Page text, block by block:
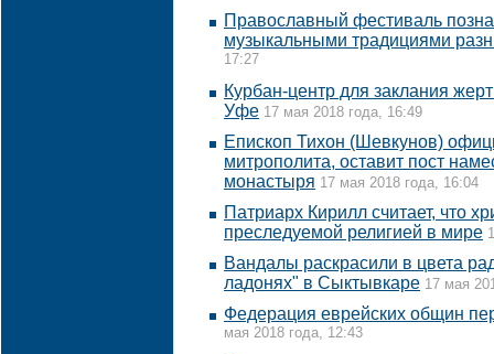
Православный фестиваль
музыкальными традициями
17:27
Курбан-центр для заклания
Уфе 17 мая 2018 года, 16:49
Епископ Тихон (Шевкунов)
митрополита, оставит пост
монастыря 17 мая 2018 года, 16:04
Патриарх Кирилл считает, что
преследуемой религией в мире
Вандалы раскрасили в цвета
ладонях" в Сыктывкаре 17 мая
Федерация еврейских общин
мая 2018 года, 12:43